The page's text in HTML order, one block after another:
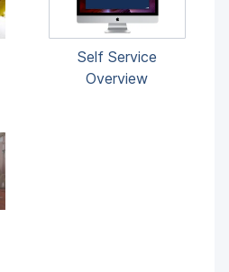
Self Service
Overview